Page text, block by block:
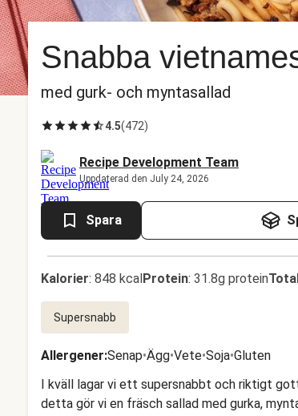
Snabba
med gurk- och myntasallad
4.5(472)
Recipe Development Team
Uppdaterad den July 24, 2026
Spara
Kalorier: 848 kcalProtein: 31.8g protein
Supersnabb
Allergener:Senap•Ägg•Vete•Soja•Gluten
I kväll lagar vi ett supersnabbt och riktigt
detta gör vi en fräsch sallad med gurka,